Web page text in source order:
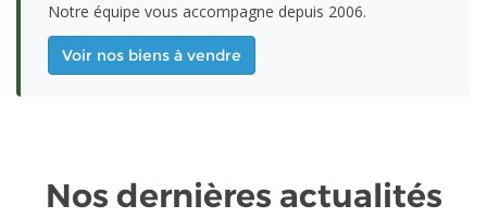
Notre équipe vous accompagne depuis 2006.
Voir nos biens à vendre
Nos dernières actualités